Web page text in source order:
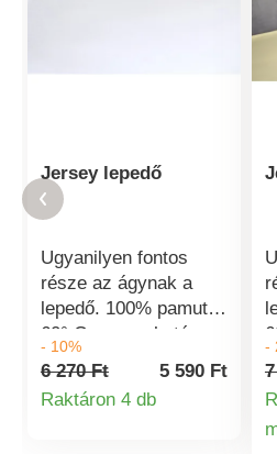
Jersey lepedő
Ugyanilyen fontos
része az ágynak a
lepedő. 100% pamut
60° C-on mosható
Tippünk: Az ágynemű
kombinálható a széles
- 10%
6 270 Ft
5 590 Ft
Raktáron 4 db
-